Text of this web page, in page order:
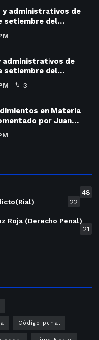
y administrativos de
setiembre del…
administrativos de
setiembre del…
3
en Materia
por Juan…
48
22
Roja (Derecho Penal)
21
Código penal